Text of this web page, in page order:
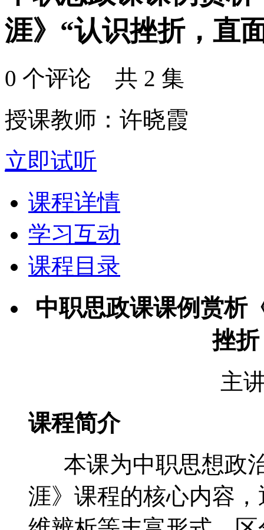
涯》“认识挫折，直
0 个评论 共 2 集
授课教师：许晓霞
立即试听
课程详情
学习互动
课程目录
中职思政课课例赏析
挫
主
课程简介
本课为中职思想政
涯》课程的核心内容